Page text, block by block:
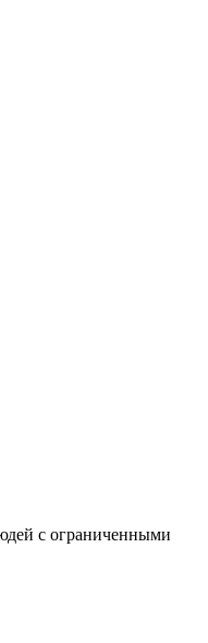
с ограниченными